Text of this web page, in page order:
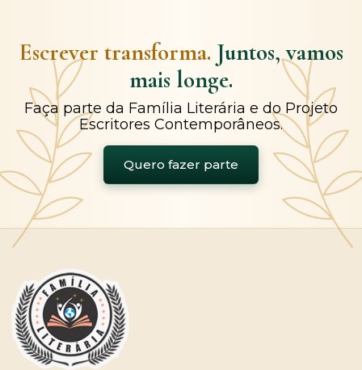
Escrever transforma. Juntos, vamos
mais longe.
Faça parte da Família Literária e do Projeto
Escritores Contemporâneos.
Quero fazer parte